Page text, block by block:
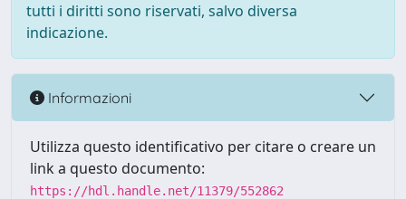
tutti i diritti sono riservati, salvo diversa
indicazione.
Informazioni
Utilizza questo identificativo per citare o creare un
link a questo documento:
https://hdl.handle.net/11379/552862